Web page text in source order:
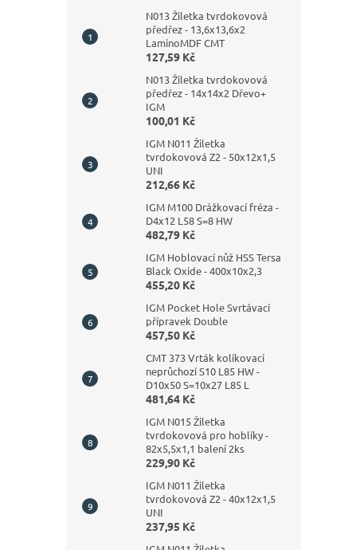
N013 Žiletka tvrdokovová
předřez - 13,6x13,6x2
LaminoMDF CMT
127,59 Kč
N013 Žiletka tvrdokovová
předřez - 14x14x2 Dřevo+
IGM
100,01 Kč
IGM N011 Žiletka
tvrdokovová Z2 - 50x12x1,5
UNI
212,66 Kč
IGM M100 Drážkovací fréza -
D4x12 L58 S=8 HW
482,79 Kč
IGM Hoblovací nůž HSS Tersa
Black Oxide - 400x10x2,3
455,20 Kč
IGM Pocket Hole Svrtávací
přípravek Double
457,50 Kč
CMT 373 Vrták kolíkovací
neprůchozí S10 L85 HW -
D10x50 S=10x27 L85 L
481,64 Kč
IGM N015 Žiletka
tvrdokovová pro hoblíky -
82x5,5x1,1 balení 2ks
229,90 Kč
IGM N011 Žiletka
tvrdokovová Z2 - 40x12x1,5
UNI
237,95 Kč